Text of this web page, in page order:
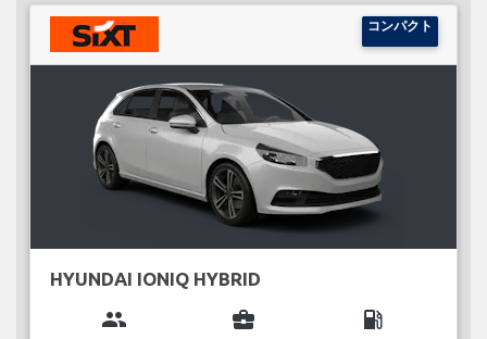
コンパクト
HYUNDAI IONIQ HYBRID
group business_center local_gas_station